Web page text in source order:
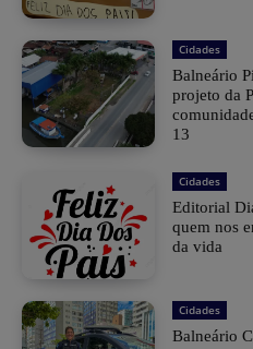
Cidades
Balneário
projeto da
13
Cidades
Editorial
quem nos
da vida
Cidades
Balneário